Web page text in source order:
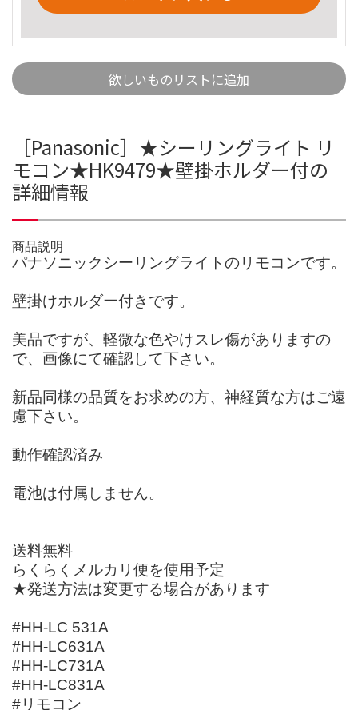
欲しいものリストに追加
［Panasonic］★シーリングライト リ
モコン★HK9479★壁掛ホルダー付の
詳細情報
商品説明
パナソニックシーリングライトのリモコンです。
壁掛けホルダー付きです。
美品ですが、軽微な色やけスレ傷がありますの
で、画像にて確認して下さい。
新品同様の品質をお求めの方、神経質な方はご遠
慮下さい。
動作確認済み
電池は付属しません。
送料無料
らくらくメルカリ便を使用予定
★発送方法は変更する場合があります
#HH-LC 531A
#HH-LC631A
#HH-LC731A
#HH-LC831A
#リモコン